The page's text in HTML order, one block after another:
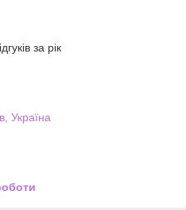
за рік
Україна